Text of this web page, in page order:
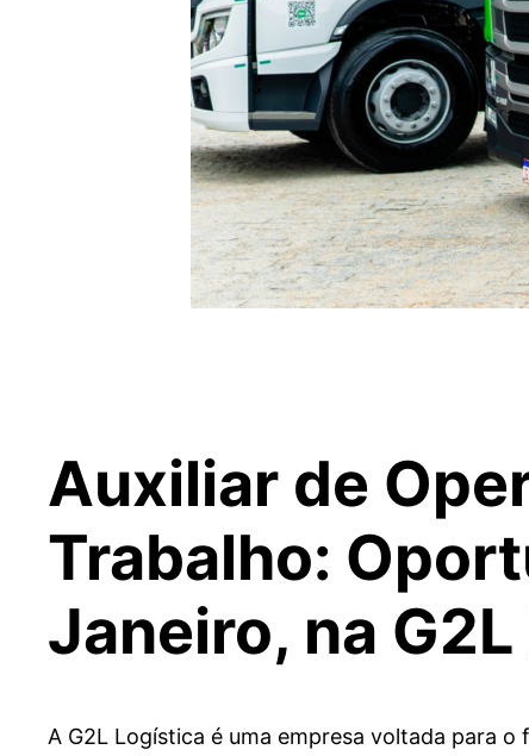
Auxiliar de
Trabalho:
Janeiro, na
A G2L Logística é uma empresa voltada para